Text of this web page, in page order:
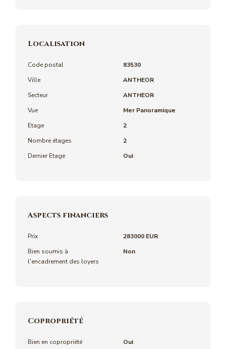
Localisation
Code postal
83530
Ville
ANTHEOR
Secteur
ANTHEOR
Vue
Mer Panoramique
Etage
2
Nombre étages
2
Dernier Etage
Oui
Aspects financiers
Prix
283000 EUR
Bien soumis à
l'encadrement des loyers
Non
Copropriété
Bien en copropriété Oui